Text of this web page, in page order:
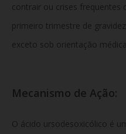
contrair ou crises frequentes
primeiro trimestre de
exceto sob orientação
Mecanismo de Ação:
O ácido ursodesoxicólico é